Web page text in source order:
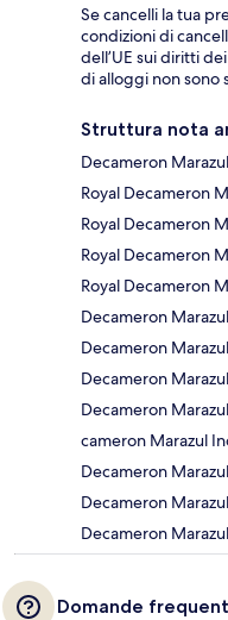
Se cancelli la tua
condizioni di
dell’UE sui diritti
di alloggi non sono
Struttura nota
Decameron Marazul
Royal Decameron
Royal Decameron
Royal Decameron
Royal Decameron
Decameron
Decameron
Decameron
Decameron
cameron Marazul
Decameron
Decameron
Decameron
Domande